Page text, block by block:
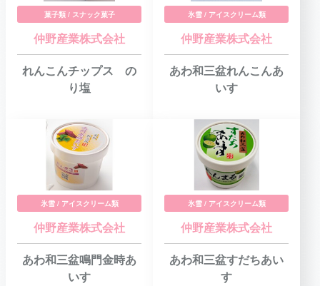
菓子類 / スナック菓子
仲野産業株式会社
れんこんチップス の
り塩
氷雪 / アイスクリーム類
仲野産業株式会社
あわ和三盆れんこんあ
いす
氷雪 / アイスクリーム類
仲野産業株式会社
あわ和三盆鳴門金時あ
いす
氷雪 / アイスクリーム類
仲野産業株式会社
あわ和三盆すだちあい
す